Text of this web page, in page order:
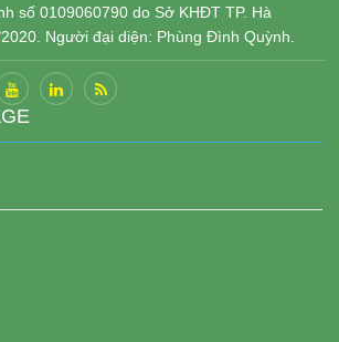
số 0109060790 do Sở KHĐT TP. Hà
Người đại diện: Phùng Đình Quỳnh.